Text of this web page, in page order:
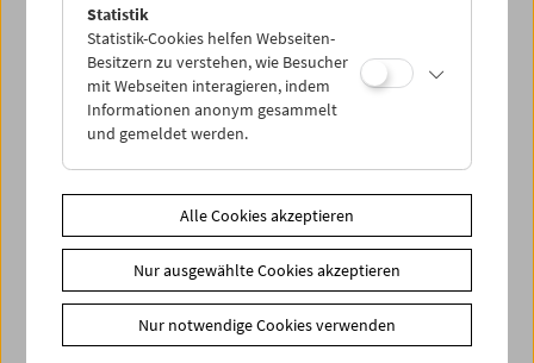
Share on
News Archiv
Newsletter
Fotos unserer Gäste
Gästebuch
Trailer
Statistik
Statistik-Cookies helfen Webseiten-
Besitzern zu verstehen, wie Besucher
mit Webseiten interagieren, indem
Informationen anonym gesammelt
und gemeldet werden.
Alle Cookies akzeptieren
Nur ausgewählte Cookies akzeptieren
Nur notwendige Cookies verwenden